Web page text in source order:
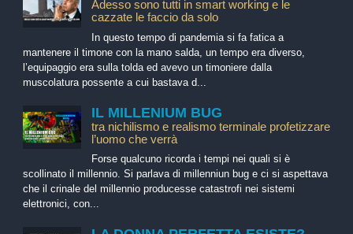
Adesso sono tutti in smart working e le
cazzate le faccio da solo
In questo tempo di pandemia si fa fatica a
mantenere il timone con la mano salda, un tempo era diverso,
l’equipaggio era sulla tolda ed avevo un timoniere dalla
muscolatura possente a cui bastava d...
IL MILLENIUM BUG
tra nichilismo e realismo terminale profetizzare
l’uomo che verrà
Forse qualcuno ricorda i tempi nei quali si è
scollinato il millennio. Si parlava di millenniun bug e ci si aspettava
che il crinale del millennio producesse catastrofi nei sistemi
elettronici, con...